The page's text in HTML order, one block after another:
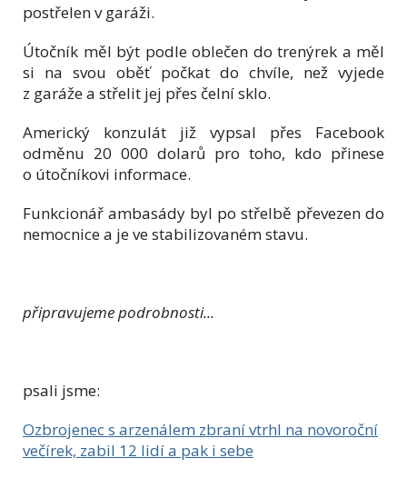
postřelen v garáži.
Útočník měl být podle oblečen do trenýrek a měl
si na svou oběť počkat do chvíle, než vyjede
z garáže a střelit jej přes čelní sklo.
Americký konzulát již vypsal přes Facebook
odměnu 20 000 dolarů pro toho, kdo přinese
o útočníkovi informace.
Funkcionář ambasády byl po střelbě převezen do
nemocnice a je ve stabilizovaném stavu.
připravujeme podrobnosti...
psali jsme:
Ozbrojenec s arzenálem zbraní vtrhl na novoroční
večírek, zabil 12 lidí a pak i sebe